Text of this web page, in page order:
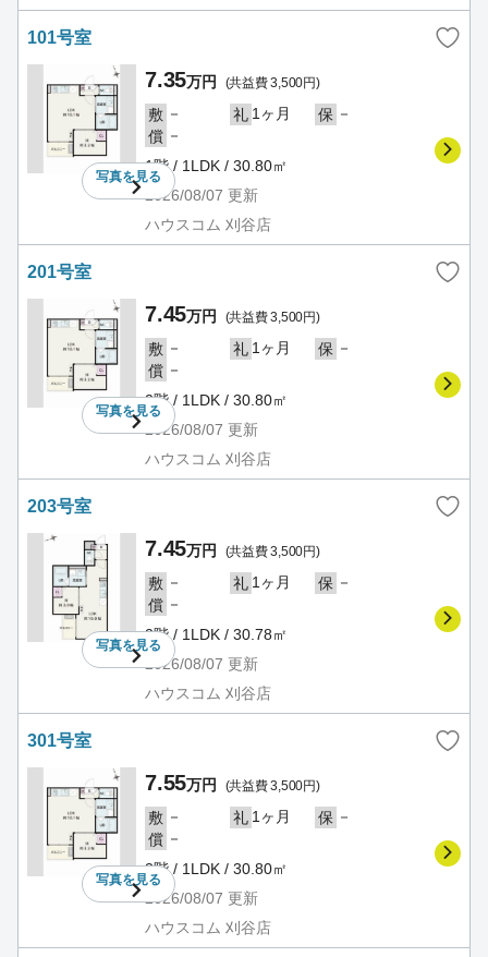
101号室
写真を見る
7.35万円 (共益費 3,500円)
敷 － 礼 1ヶ月 保 －
償 －
1階 / 1LDK / 30.80㎡
2026/08/07 更新
ハウスコム 刈谷店
201号室
写真を見る
7.45万円 (共益費 3,500円)
敷 － 礼 1ヶ月 保 －
償 －
2階 / 1LDK / 30.80㎡
2026/08/07 更新
ハウスコム 刈谷店
203号室
写真を見る
7.45万円 (共益費 3,500円)
敷 － 礼 1ヶ月 保 －
償 －
2階 / 1LDK / 30.78㎡
2026/08/07 更新
ハウスコム 刈谷店
301号室
写真を見る
7.55万円 (共益費 3,500円)
敷 － 礼 1ヶ月 保 －
償 －
3階 / 1LDK / 30.80㎡
2026/08/07 更新
ハウスコム 刈谷店